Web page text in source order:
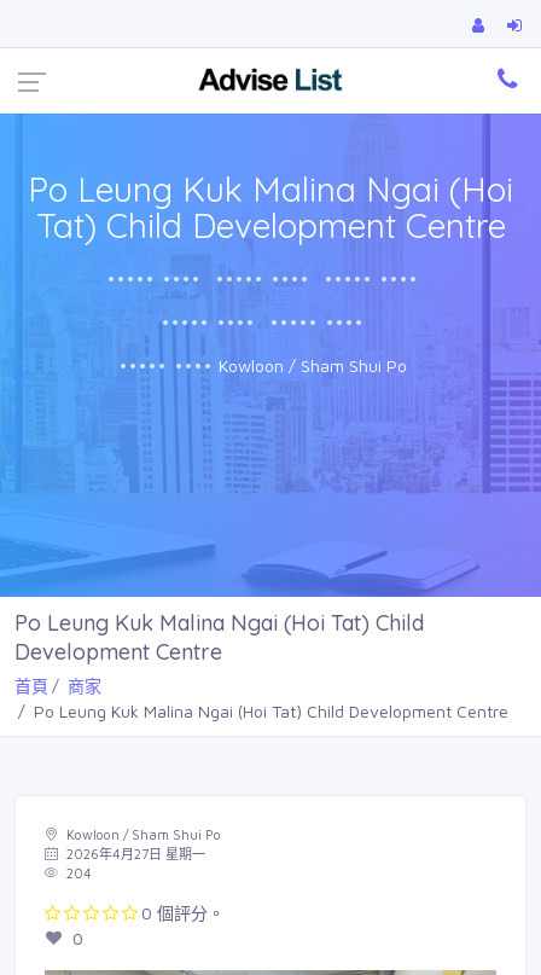
Po Leung Kuk Malina Ngai (Hoi
Tat) Child Development Centre
••••• •••• ••••• •••• ••••• ••••
••••• •••• ••••• ••••
••••• •••• Kowloon / Sham Shui Po
Po Leung Kuk Malina Ngai (Hoi Tat) Child
Development Centre
首頁
商家
Po Leung Kuk Malina Ngai (Hoi Tat) Child Development Centre
Kowloon / Sham Shui Po
2026年4月27日 星期一
204
0 個評分。
0